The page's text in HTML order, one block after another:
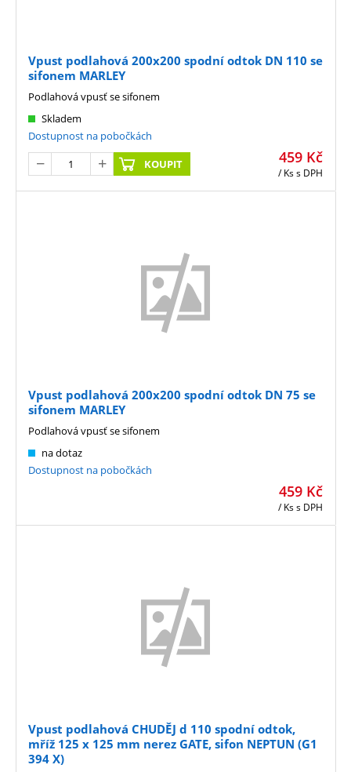
Vpust podlahová 200x200 spodní odtok DN 110 se
sifonem MARLEY
459 Kč
/ Kss DPH
Skladem
Dostupnost na pobočkách
KOUPIT
Podlahová vpusť se sifonem
Vpust podlahová 200x200 spodní odtok DN 75 se
sifonem MARLEY
459 Kč
/ Kss DPH
na dotaz
Dostupnost na pobočkách
Podlahová vpusť se sifonem
Vpust podlahová CHUDĚJ d 110 spodní odtok,
mříž 125 x 125 mm nerez GATE, sifon NEPTUN (G1
394 X)